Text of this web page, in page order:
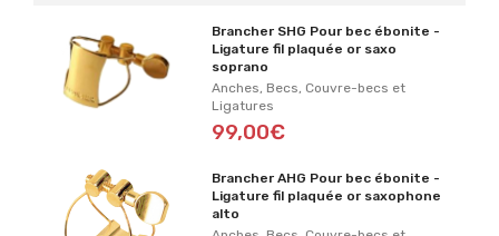
Brancher SHG Pour bec ébonite -
Ligature fil plaquée or saxo
soprano
Anches, Becs, Couvre-becs et
Ligatures
99,00€
Brancher AHG Pour bec ébonite -
Ligature fil plaquée or saxophone
alto